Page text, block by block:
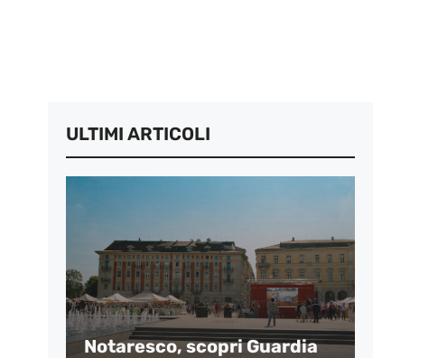
ULTIMI ARTICOLI
Notaresco, scopri Guardia